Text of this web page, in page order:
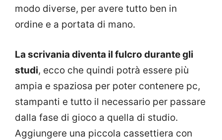
modo diverse, per avere tutto ben in
ordine e a portata di mano.
La scrivania diventa il fulcro durante gli
studi, ecco che quindi potrà essere più
ampia e spaziosa per poter contenere pc,
stampanti e tutto il necessario per passare
dalla fase di gioco a quella di studio.
Aggiungere una piccola cassettiera con